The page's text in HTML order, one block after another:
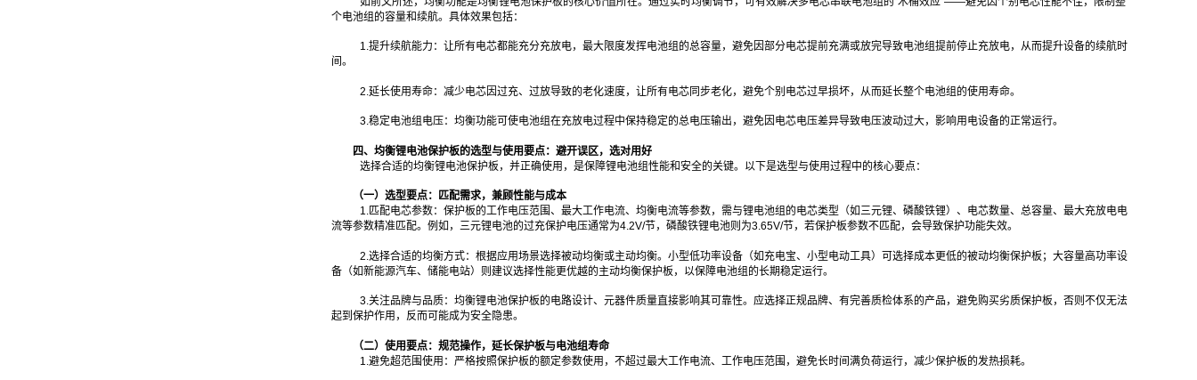
个电池组的容量和续航。具体效果包括：
1.提升续航能力：让所有电芯都能充分充放电，最大限度发挥电池组的总容量，避免因部分电芯提前充满或放完导致电池组提前停止充放电，从而提升设备的续航时
间。
2.延长使用寿命：减少电芯因过充、过放导致的老化速度，让所有电芯同步老化，避免个别电芯过早损坏，从而延长整个电池组的使用寿命。
3.稳定电池组电压：均衡功能可使电池组在充放电过程中保持稳定的总电压输出，避免因电芯电压差异导致电压波动过大，影响用电设备的正常运行。
四、均衡锂电池保护板的选型与使用要点：避开误区，选对用好
选择合适的均衡锂电池保护板，并正确使用，是保障锂电池组性能和安全的关键。以下是选型与使用过程中的核心要点：
（一）选型要点：匹配需求，兼顾性能与成本
1.匹配电芯参数：保护板的工作电压范围、最大工作电流、均衡电流等参数，需与锂电池组的电芯类型（如三元锂、磷酸铁锂）、电芯数量、总容量、最大充放电电
流等参数精准匹配。例如，三元锂电池的过充保护电压通常为4.2V/节，磷酸铁锂电池则为3.65V/节，若保护板参数不匹配，会导致保护功能失效。
2.选择合适的均衡方式：根据应用场景选择被动均衡或主动均衡。小型低功率设备（如充电宝、小型电动工具）可选择成本更低的被动均衡保护板；大容量高功率设
备（如新能源汽车、储能电站）则建议选择性能更优越的主动均衡保护板，以保障电池组的长期稳定运行。
3.关注品牌与品质：均衡锂电池保护板的电路设计、元器件质量直接影响其可靠性。应选择正规品牌、有完善质检体系的产品，避免购买劣质保护板，否则不仅无法
起到保护作用，反而可能成为安全隐患。
（二）使用要点：规范操作，延长保护板与电池组寿命
1.避免超范围使用：严格按照保护板的额定参数使用，不超过最大工作电流、工作电压范围，避免长时间满负荷运行，减少保护板的发热损耗。